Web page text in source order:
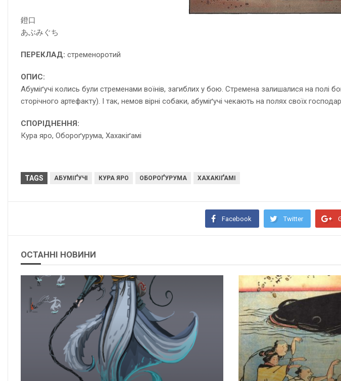
鐙口
あぶみぐち
ПЕРЕКЛАД: стременоротий
ОПИС:
Абуміґучі колись були стременами воїнів, загиблих у бою. Стремена залишалися на полі
сторічного артефакту). І так, немов вірні собаки, абуміґучі чекають на полях своїх
СПОРІДНЕННЯ:
Кура яро, Обороґурума, Хахакіґамі
TAGS АБУМІҐУЧІ КУРА ЯРО ОБОРОҐУРУМА ХАХАКІҐАМІ
Facebook Twitter
ОСТАННІ НОВИНИ